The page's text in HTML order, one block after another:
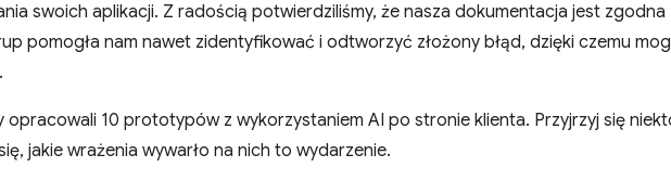
swoich aplikacji. Z radością potwierdziliśmy, że nasza dokumentacja jest zgodna
pomogła nam nawet zidentyfikować i odtworzyć złożony błąd, dzięki czemu
opracowali 10 prototypów z wykorzystaniem AI po stronie klienta. Przyjrzyj się
jakie wrażenia wywarło na nich to wydarzenie.